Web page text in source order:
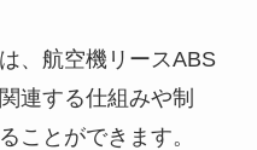
、航空機リースABS
連する仕組みや制
ことができます。